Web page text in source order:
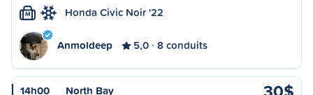
M Honda Civic Noir '22
Anmoldeep 5,0 8 conduits
14h00
North Bay